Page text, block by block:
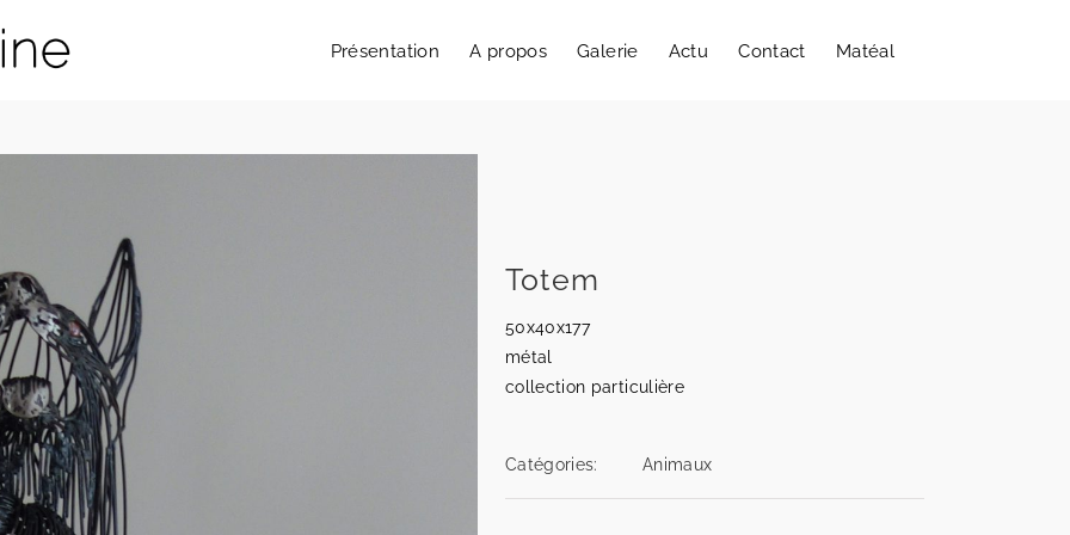
Présentation A propos Galerie Actu Contact Matéal
Totem
50x40x177
métal
collection particulière
Catégories: Animaux